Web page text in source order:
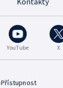
YouTube X
Přístupnost